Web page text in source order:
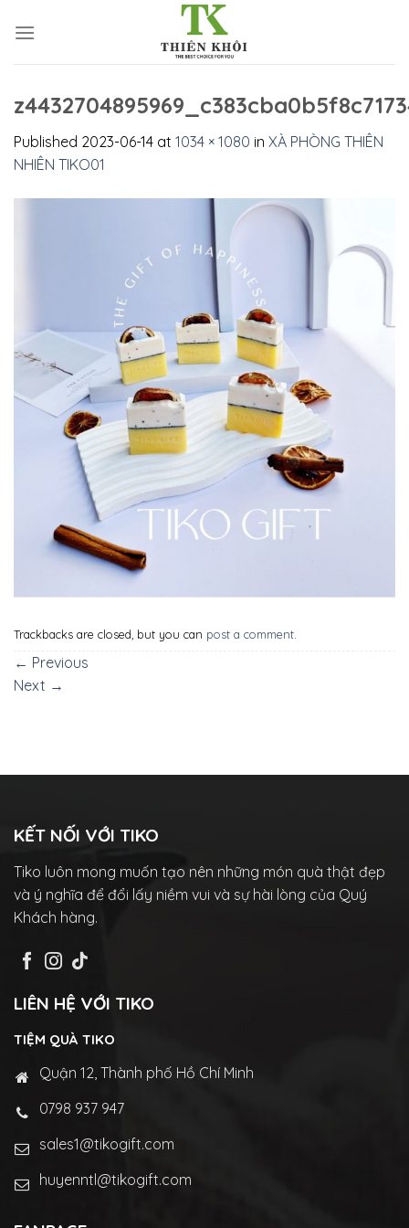
Published 2023-06-14 at 1034 × 1080 in XÀ PHÒNG THIÊN
NHIÊN TIKO01
Trackbacks are closed, but you can post a comment
← Previous
Next →
KẾT NỐI VỚI TIKO
Tiko luôn mong muốn tạo nên những món quà thật đẹp
và ý nghĩa để đổi lấy niềm vui và sự hài lòng của Quý
Khách hàng.
LIÊN HỆ VỚI TIKO
TIỆM QUÀ TIKO
Quận 12, Thành phố Hồ Chí Minh
0798 937 947
sales1@tikogift.com
huyenntl@tikogift.com